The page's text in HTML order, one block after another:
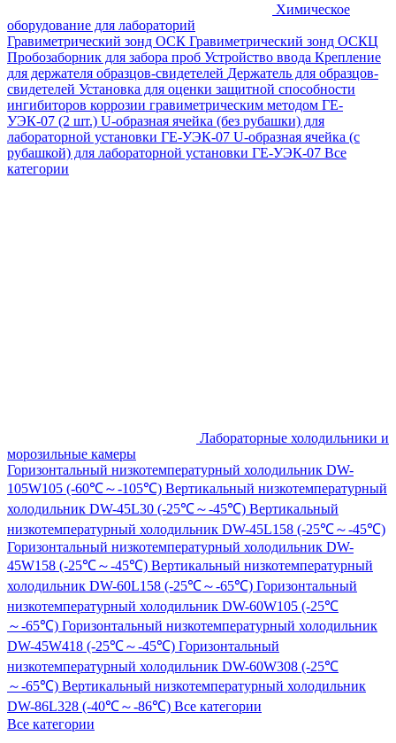
Химическое
оборудование для лабораторий
Гравиметрический зонд ОСК Гравиметрический зонд ОСКЦ
Пробозаборник для забора проб Устройство ввода Крепление
для держателя образцов-свидетелей Держатель для образцов-
свидетелей Установка для оценки защитной способности
ингибиторов коррозии гравиметрическим методом ГЕ-
УЭК-07 (2 шт.) U-образная ячейка (без рубашки) для
лабораторной установки ГЕ-УЭК-07 U-образная ячейка (с
рубашкой) для лабораторной установки ГЕ-УЭК-07 Все
категории
Лабораторные холодильники и
морозильные камеры
Горизонтальный низкотемпературный холодильник DW-
105W105 (-60℃～-105℃) Вертикальный низкотемпературный
холодильник DW-45L30 (-25℃～-45℃) Вертикальный
низкотемпературный холодильник DW-45L158 (-25℃～-45℃)
Горизонтальный низкотемпературный холодильник DW-
45W158 (-25℃～-45℃) Вертикальный низкотемпературный
холодильник DW-60L158 (-25℃～-65℃) Горизонтальный
низкотемпературный холодильник DW-60W105 (-25℃
～-65℃) Горизонтальный низкотемпературный холодильник
DW-45W418 (-25℃～-45℃) Горизонтальный
низкотемпературный холодильник DW-60W308 (-25℃
～-65℃) Вертикальный низкотемпературный холодильник
DW-86L328 (-40℃～-86℃) Все категории
Все категории